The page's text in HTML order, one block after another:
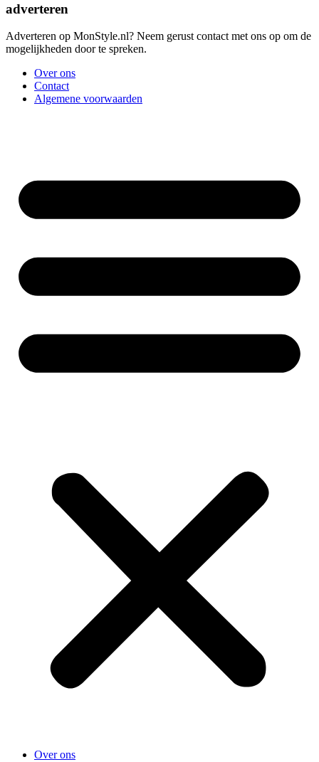
adverteren
Adverteren op MonStyle.nl? Neem gerust contact met ons op om de
mogelijkheden door te spreken.
Over ons
Contact
Algemene voorwaarden
Over ons